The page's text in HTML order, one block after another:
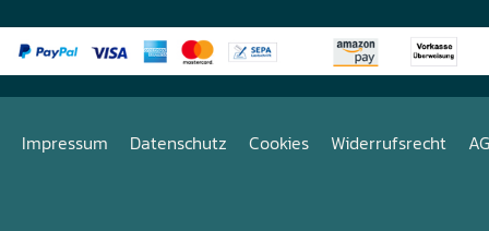
Impressum Datenschutz Cookies Widerrufsrecht